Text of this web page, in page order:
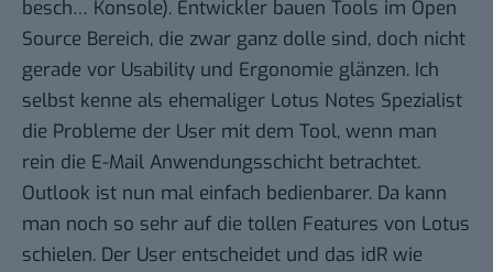
besch… Konsole). Entwickler bauen Tools im Open
Source Bereich, die zwar ganz dolle sind, doch nicht
gerade vor Usability und Ergonomie glänzen. Ich
selbst kenne als ehemaliger Lotus Notes Spezialist
die Probleme der User mit dem Tool, wenn man
rein die E-Mail Anwendungsschicht betrachtet.
Outlook ist nun mal einfach bedienbarer. Da kann
man noch so sehr auf die tollen Features von Lotus
schielen. Der User entscheidet und das idR wie